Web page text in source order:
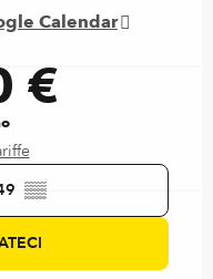
Calendar
€
▒▒